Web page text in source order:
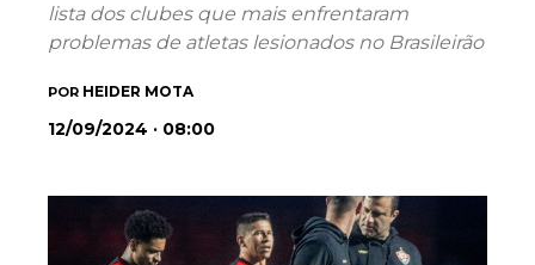
lista dos clubes que mais enfrentaram
problemas de atletas lesionados no Brasileirão
POR HEIDER MOTA
12/09/2024 · 08:00